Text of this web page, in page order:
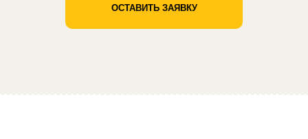
ОСТАВИТЬ ЗАЯВКУ